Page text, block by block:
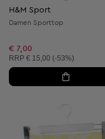
H&M Sport
Damen Sporttop
€ 7,00
Unverbindliche
RRP € 15,00 (-53%)